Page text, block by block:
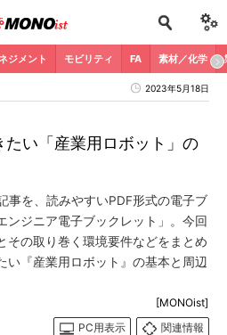
ジメント モビリティ FA 素材／化学
2023年5月18日
い「産業用ロボット」の
事を、読みやすいPDF形式の電子ブ
ンジニア電子ブックレット」。今回
その取り巻く環境要件などをまとめ
い『産業用ロボット』の基本と周辺
[MONOist]
PC用表示
関連情報